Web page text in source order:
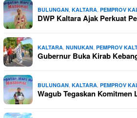
BULUNGAN, KALTARA, PEMPROV
DWP Kaltara Ajak Perkuat
KALTARA, NUNUKAN, PEMPROV
Gubernur Buka Kirab
BULUNGAN, KALTARA, PEMPROV
Wagub Tegaskan